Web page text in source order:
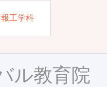
工学科
ル教育院